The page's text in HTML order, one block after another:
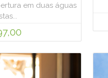
em duas águas